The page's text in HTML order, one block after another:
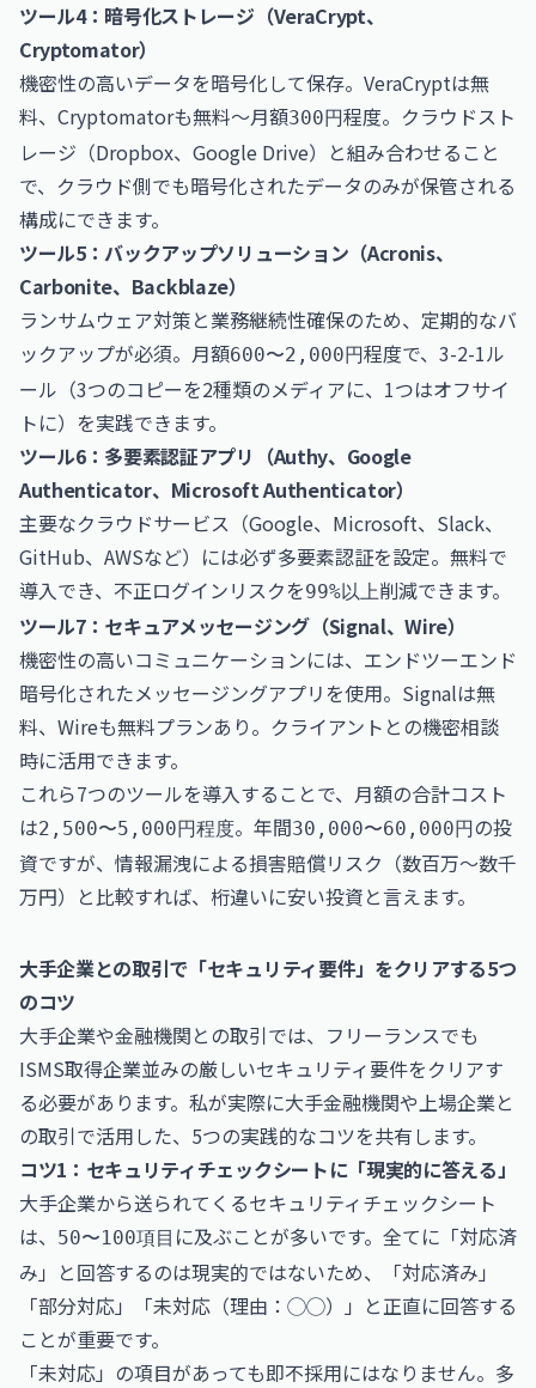
ツール4：暗号化ストレージ（VeraCrypt、
Cryptomator）
機密性の高いデータを暗号化して保存。VeraCryptは無
料、Cryptomatorも無料〜月額300円程度。クラウドスト
レージ（Dropbox、Google Drive）と組み合わせること
で、クラウド側でも暗号化されたデータのみが保管される
構成にできます。
ツール5：バックアップソリューション（Acronis、
Carbonite、Backblaze）
ランサムウェア対策と業務継続性確保のため、定期的なバ
ックアップが必須。月額600〜2,000円程度で、3-2-1ル
ール（3つのコピーを2種類のメディアに、1つはオフサイ
トに）を実践できます。
ツール6：多要素認証アプリ（Authy、Google
Authenticator、Microsoft Authenticator）
主要なクラウドサービス（Google、Microsoft、Slack、
GitHub、AWSなど）には必ず多要素認証を設定。無料で
導入でき、不正ログインリスクを99%以上削減できます。
ツール7：セキュアメッセージング（Signal、Wire）
機密性の高いコミュニケーションには、エンドツーエンド
暗号化されたメッセージングアプリを使用。Signalは無
料、Wireも無料プランあり。クライアントとの機密相談
時に活用できます。
これら7つのツールを導入することで、月額の合計コスト
は2,500〜5,000円程度。年間30,000〜60,000円 の投
資ですが、情報漏洩による損害賠償リスク（数百万〜数千
万円）と比較すれば、桁違いに安い投資と言えます。
大手企業との取引で「セキュリティ要件」をクリアする5つ
のコツ
大手企業や金融機関との取引では、フリーランスでも
ISMS取得企業並みの厳しいセキュリティ要件をクリアす
る必要があります。私が実際に大手金融機関や上場企業と
の取引で活用した、5つの実践的なコツを共有します。
コツ1：セキュリティチェックシートに「現実的に答える」
大手企業から送られてくるセキュリティチェックシート
は、 50〜100項目 に及ぶことが多いです。全てに「対応済
み」と回答するのは現実的ではないため、「対応済み」
「部分対応」「未対応（理由：◯◯）」と正直に回答する
ことが重要です。
「未対応」の項目があっても即不採用にはなりません。多